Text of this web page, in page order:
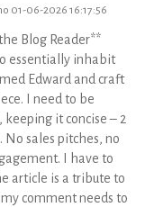
01-06-2026 16:17:56
Blog Reader**
essentially inhabit
Edward and craft
I need to be
it concise – 2
No sales pitches, no
I have to
article is a tribute to
comment needs to